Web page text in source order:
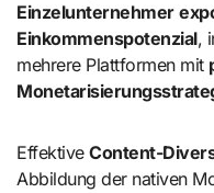
Einzelunternehmer
Einkommenspotenzial,
mehrere Plattformen mit
EffektiveContent-
Abbildung der nativen